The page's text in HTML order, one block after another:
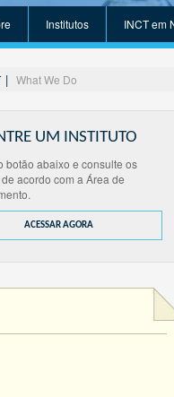
Institutos INCT em
What We Do
UM INSTITUTO
botão abaixo e consulte os
acordo com a Área de
ACESSAR AGORA